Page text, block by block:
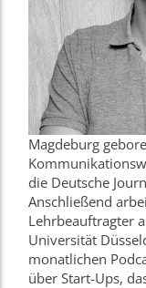
Magdeburg
die Deutsche
Anschließend
Lehrbeauftragter
Universität
monatlichen
über Start-Ups,